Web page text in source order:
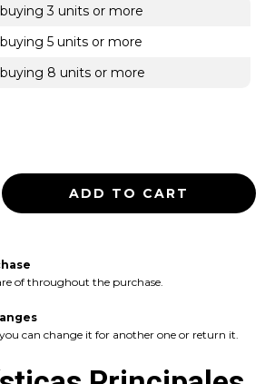
buying 3 units or more
buying 5 units or more
buying 8 units or more
of throughout the purchase.
can change it for another one or return it.